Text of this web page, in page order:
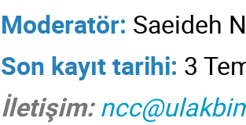
Moderatör: Saeideh
Son kayıt tarihi: 3
İletişim: